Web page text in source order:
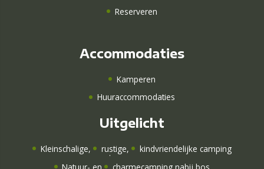
Reserveren
Accommodaties
Kamperen
Huuraccommodaties
Uitgelicht
Kleinschalige, rustige,
kindvriendelijke camping
Natuur- en
charmecamping nabij bos